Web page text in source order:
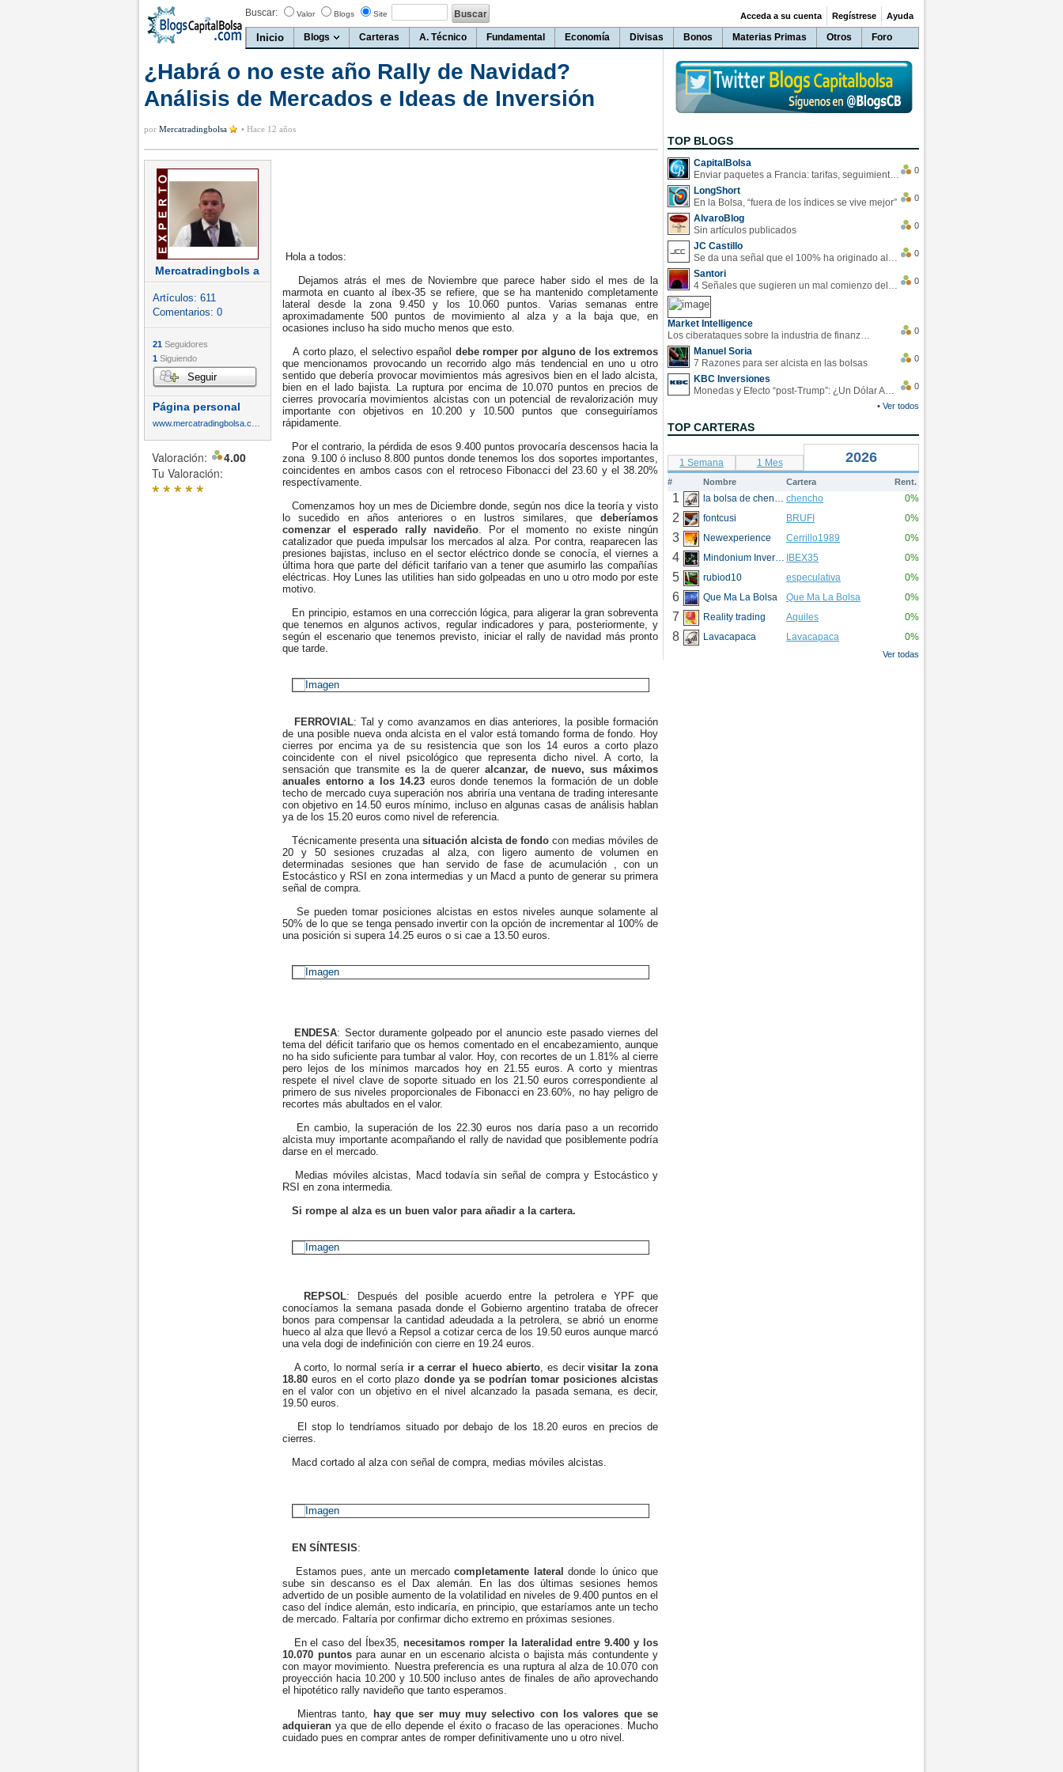
Buscar: Valor Blogs Site
Inicio Blogs Carteras A. Técnico Fundamental Economía Divisas Bonos Materias Primas Otros Foro
Acceda a su cuenta Regístrese Ayuda
¿Habrá o no este año Rally de Navidad?
Análisis de Mercados e Ideas de Inversión
por Mercatradingbolsa • Hace 12 años
Mercatradingbols a
Artículos: 611
Comentarios: 0
21 Seguidores
1 Siguiendo
Seguir
Página personal
Valoración:
4.00
Tu Valoración:
*****
Hola a todos:
Dejamos atrás el mes de Noviembre que parece haber sido el mes de la
marmota en cuanto al íbex-35 se refiere, que se ha mantenido completamente
lateral desde la zona 9.450 y los 10.060 puntos. Varias semanas entre
aproximadamente 500 puntos de movimiento al alza y a la baja que, en
ocasiones incluso ha sido mucho menos que esto.
A corto plazo, el selectivo español debe romper por alguno de los extremos
que mencionamos provocando un recorrido algo más tendencial en uno u otro
sentido que debería provocar movimientos más agresivos bien en el lado alcista,
bien en el lado bajista. La ruptura por encima de 10.070 puntos en precios de
cierres provocaría movimientos alcistas con un potencial de revalorización muy
importante con objetivos en 10.200 y 10.500 puntos que conseguiríamos
rápidamente.
Por el contrario, la pérdida de esos 9.400 puntos provocaría descensos hacia la
zona 9.100 ó incluso 8.800 puntos donde tenemos los dos soportes importantes,
coincidentes en ambos casos con el retroceso Fibonacci del 23.60 y el 38.20%
respectívamente.
Comenzamos hoy un mes de Diciembre donde, según nos dice la teoría y visto
lo sucedido en años anteriores o en lustros similares, que deberíamos
comenzar el esperado rally navideño. Por el momento no existe ningún
catalizador que pueda impulsar los mercados al alza. Por contra, reaparecen las
presiones bajistas, incluso en el sector eléctrico donde se conocía, el viernes a
última hora que parte del déficit tarifario van a tener que asumirlo las compañías
eléctricas. Hoy Lunes las utilities han sido golpeadas en uno u otro modo por este
motivo.
En principio, estamos en una corrección lógica, para aligerar la gran sobreventa
que tenemos en algunos activos, regular indicadores y para, posteriormente, y
según el escenario que tenemos previsto, iniciar el rally de navidad más pronto
que tarde.
FERROVIAL: Tal y como avanzamos en dias anteriores, la posible formación
de una posible nueva onda alcista en el valor está tomando forma de fondo. Hoy
cierres por encima ya de su resistencia que son los 14 euros a corto plazo
coincidente con el nivel psicológico que representa dicho nivel. A corto, la
sensación que transmite es la de quereralcanzar, de nuevo, sus máximos
anuales entorno a los 14.23 euros donde tenemos la formación de un doble
techo de mercado cuya superación nos abriría una ventana de trading interesante
con objetivo en 14.50 euros mínimo, incluso en algunas casas de análisis hablan
ya de los 15.20 euros como nivel de referencia.
Técnicamente presenta una situación alcista de fondo con medias móviles de
20 y 50 sesiones cruzadas al alza, con ligero aumento de volumen en
determinadas sesiones que han servido de fase de acumulación , con un
Estocástico y RSI en zona intermedias y un Macd a punto de generar su primera
señal de compra.
Se pueden tomar posiciones alcistas en estos niveles aunque solamente al
50% de lo que se tenga pensado invertir con la opción de incrementar al 100% de
una posición si supera 14.25 euros o si cae a 13.50 euros.
ENDESA: Sector duramente golpeado por el anuncio este pasado viernes del
tema del déficit tarifario que os hemos comentado en el encabezamiento, aunque
no ha sido suficiente para tumbar al valor. Hoy, con recortes de un 1.81% al cierre
pero lejos de los mínimos marcados hoy en 21.55 euros. A corto y mientras
respete el nivel clave de soporte situado en los 21.50 euros correspondiente al
primero de sus niveles proporcionales de Fibonacci en 23.60%, no hay peligro de
recortes más abultados en el valor.
En cambio, la superación de los 22.30 euros nos daría paso a un recorrido
alcista muy importante acompañando el rally de navidad que posiblemente podría
darse en el mercado.
Medias móviles alcistas, Macd todavía sin señal de compra y Estocástico y
RSI en zona intermedia.
Si rompe al alza es un buen valor para añadir a la cartera.
REPSOL: Después del posible acuerdo entre la petrolera e YPF que
conocíamos la semana pasada donde el Gobierno argentino trataba de ofrecer
bonos para compensar la cantidad adeudada a la petrolera, se abrió un enorme
hueco al alza que llevó a Repsol a cotizar cerca de los 19.50 euros aunque marcó
una vela dogi de indefinición con cierre en 19.24 euros.
A corto, lo normal sería ir a cerrar el hueco abierto, es decirvisitar la zona
18.80 euros en el corto plazo donde ya se podrían tomar posiciones alcistas
en el valor con un objetivo en el nivel alcanzado la pasada semana, es decir,
19.50 euros.
El stop lo tendríamos situado por debajo de los 18.20 euros en precios de
cierres.
Macd cortado al alza con señal de compra, medias móviles alcistas.
EN SÍNTESIS:
Estamos pues, ante un mercadocompletamente lateral donde lo único que
sube sin descanso es el Dax alemán. En las dos últimas sesiones hemos
advertido de un posible aumento de la volatilidad en niveles de 9.400 puntos en el
caso del índice alemán, esto indicaría, en principio, que estaríamos ante un techo
de mercado. Faltaría por confirmar dicho extremo en próximas sesiones.
En el caso del Íbex35, necesitamos romper la lateralidad entre 9.400 y los
10.070 puntospara aunar en un escenario alcista o bajista más contundente y
con mayor movimiento. Nuestra preferencia es una ruptura al alza de 10.070 con
proyección hacia 10.200 y 10.500 incluso antes de finales de año aprovechando
el hipotético rally navideño que tanto esperamos.
Mientras tanto, hay que ser muy muy selectivo con los valores que se
adquieran ya que de ello depende el éxito o fracaso de las operaciones. Mucho
cuidado pues en comprar antes de romper definitivamente uno u otro nivel.
TOP BLOGS
CapitalBolsa
Enviar paquetes a Francia: tarifas, seguimiento y ventajas destacadas
0
LongShort
En la Bolsa, “fuera de los índices se vive mejor”
0
AlvaroBlog
Sin artículos publicados
0
JC Castillo
Se da una señal que el 100% ha originado alzas en las bolsas
0
Santori
4 Señales que sugieren un mal comienzo del 3T de la economía EEUU
0
Market Intelligence
Los ciberataques sobre la industria de finanzas se han duplicado este año
0
Manuel Soria
7 Razones para ser alcista en las bolsas
0
KBC Inversiones
Monedas y Efecto “post-Trump”: ¿Un Dólar Americano operando en rangos?
0
• Ver todos
TOP CARTERAS
1 Semana 1 Mes 2026
# Nombre Cartera Rent.
1 la bolsa de chencho chencho 0%
2 fontcusi BRUFI 0%
3 Newexperience Cerrillo1989 0%
4 Mindonium Inversions IBEX35 0%
5 rubiod10 especulativa 0%
6 Que Ma La Bolsa Que Ma La Bolsa 0%
7 Reality trading Aquiles 0%
8 Lavacapaca Lavacapaca 0%
Ver todas